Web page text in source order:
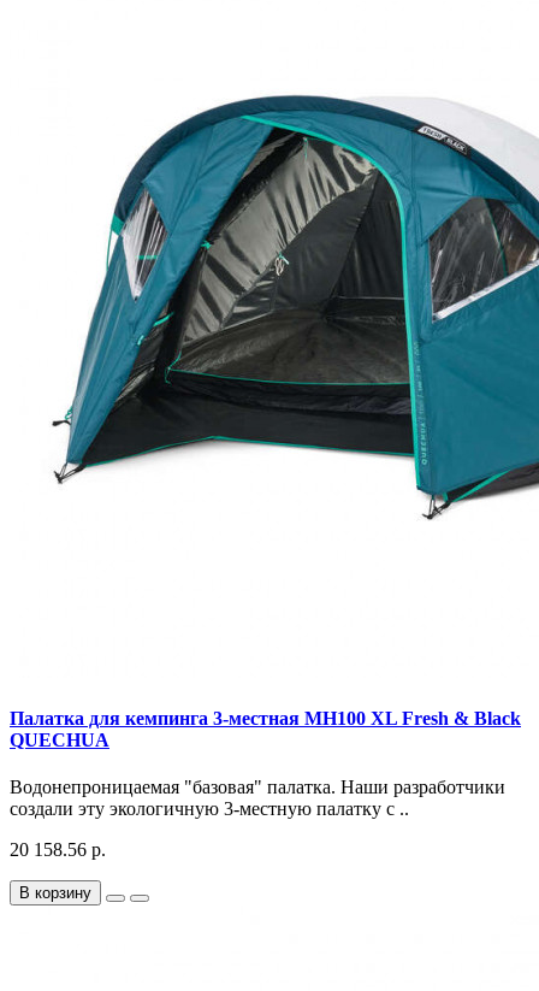
Палатка для кемпинга 3-местная MH100 XL Fresh & Black
QUECHUA
Водонепроницаемая "базовая" палатка. Наши разработчики
создали эту экологичную 3-местную палатку с ..
20 158.56 р.
В корзину